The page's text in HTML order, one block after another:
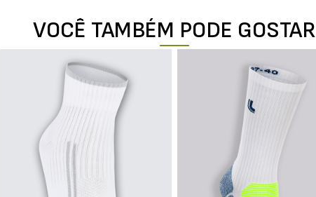
VOCÊ TAMBÉM PODE GOSTAR